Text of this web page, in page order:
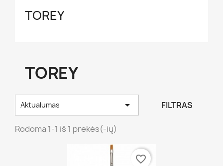
TOREY
TOREY
Aktualumas  FILTRAS
Rodoma 1-1 iš 1 prekės(-ių)
favorite_border